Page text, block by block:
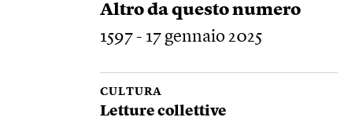
Altro da questo numero
1597 - 17 gennaio 2025
CULTURA
Letture collettive